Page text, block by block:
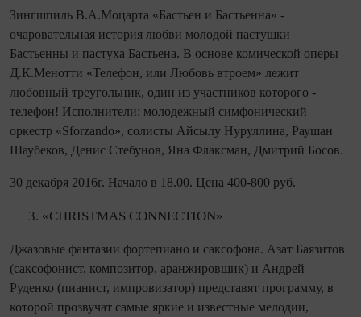
Зингшпиль В.А.Моцарта «Бастьен и Бастьенна» -
очаровательная история любви молодой пастушки
Бастьенны и пастуха Бастьена. В основе комической оперы
Д.К.Менотти «Телефон, или Любовь втроем» лежит
любовный треугольник, один из участников которого -
телефон! Исполнители: молодежный симфонический
оркестр «Sforzando», солисты Айсылу Нуруллина, Раушан
Шаубеков, Денис Стебунов, Яна Флаксман, Дмитрий Босов.
30 декабря 2016г. Начало в 18.00. Цена 400-800 руб.
«CHRISTMAS CONNECTION»
Джазовые фантазии фортепиано и саксофона. Азат Баязитов
(саксофонист, композитор, аранжировщик) и Андрей
Руденко (пианист, импровизатор) представят программу, в
которой прозвучат самые яркие и известные мелодии,